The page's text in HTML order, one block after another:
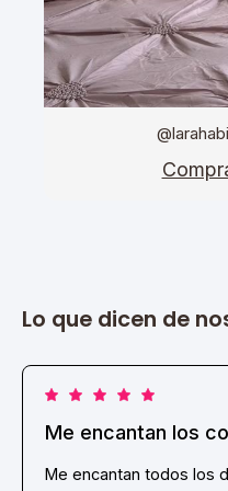
Lo que dicen de
Me encantan los
Me encantan todos los